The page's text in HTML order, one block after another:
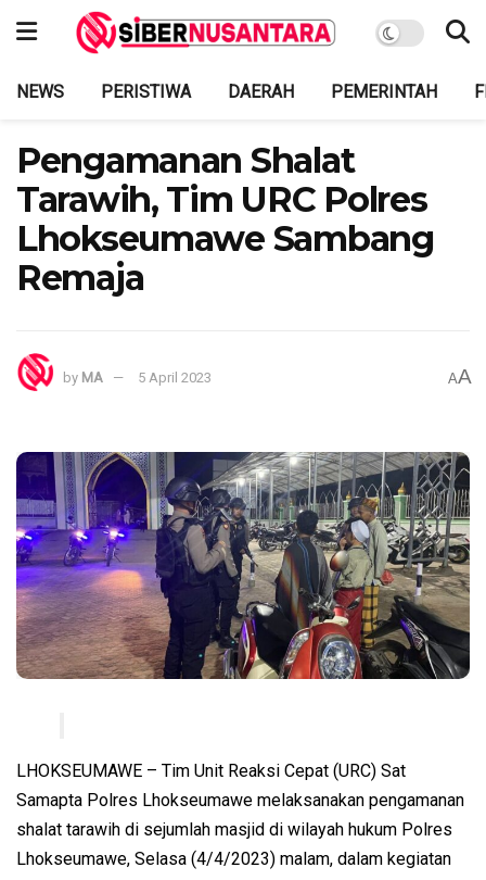
NEWS PERISTIWA DAERAH PEMERINTAH
Pengamanan Shalat
Tarawih, Tim URC Polres
Lhokseumawe Sambang
Remaja
by MA 5 April 2023 AA
LHOKSEUMAWE – Tim Unit Reaksi Cepat (URC) Sat
Samapta Polres Lhokseumawe melaksanakan pengamanan
shalat tarawih di sejumlah masjid di wilayah hukum Polres
Lhokseumawe, Selasa (4/4/2023) malam, dalam kegiatan